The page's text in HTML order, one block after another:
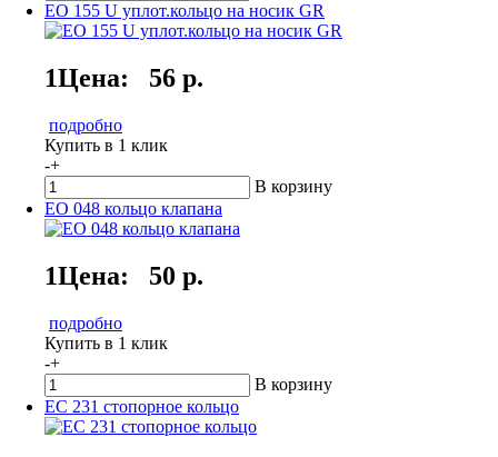
EO 155 U уплот.кольцо на носик GR
1Цена: 56 р.
подробно
Купить в 1 клик
-+
В корзину
EO 048 кольцо клапана
1Цена: 50 р.
подробно
Купить в 1 клик
-+
В корзину
EC 231 стопорное кольцо